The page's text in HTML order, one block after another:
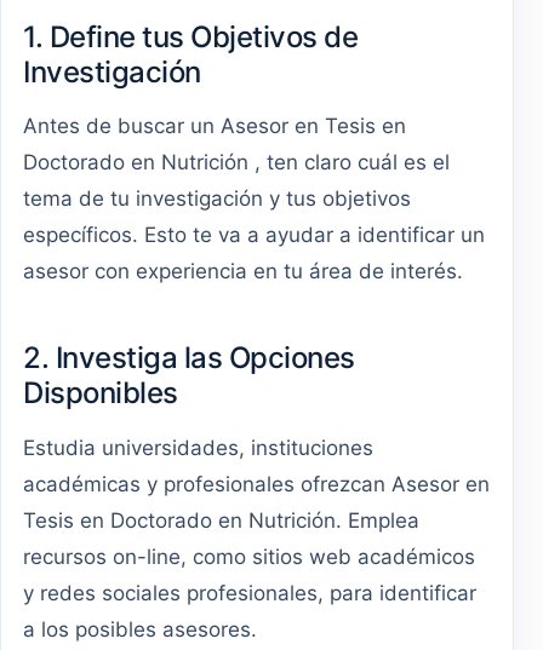
1. Define tus Objetivos de
Investigación
Antes de buscar un Asesor en Tesis en
Doctorado en Nutrición , ten claro cuál es el
tema de tu investigación y tus objetivos
específicos. Esto te va a ayudar a identificar un
asesor con experiencia en tu área de interés.
2. Investiga las Opciones
Disponibles
Estudia universidades, instituciones
académicas y profesionales ofrezcan Asesor en
Tesis en Doctorado en Nutrición. Emplea
recursos on-line, como sitios web académicos
y redes sociales profesionales, para identificar
a los posibles asesores.